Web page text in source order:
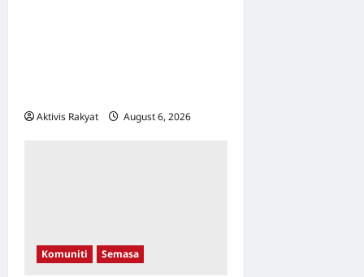
Aktivis Rakyat August 6, 2026
Komuniti Semasa